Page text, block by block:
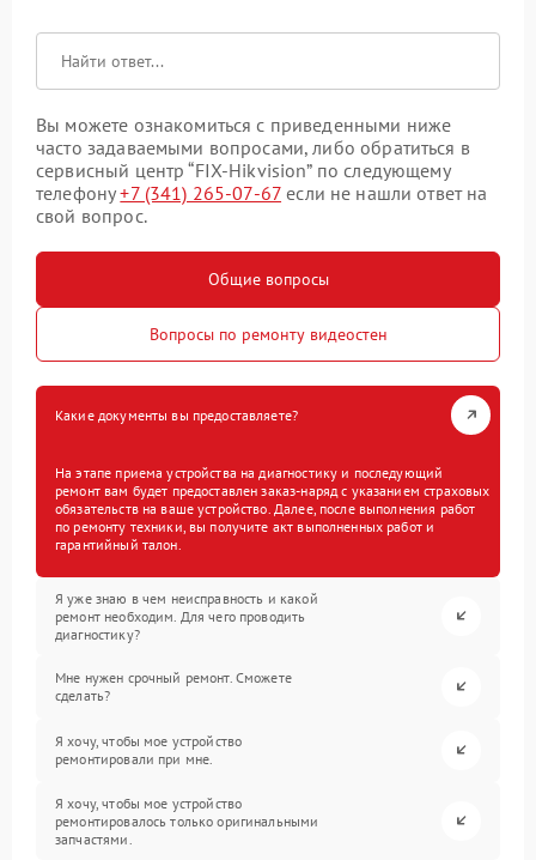
Вы можете ознакомиться с приведенными ниже
часто задаваемыми вопросами, либо обратиться в
сервисный центр “FIX-Hikvision” по следующему
телефону+7 (341) 265-07-67 если не нашли ответ на
свой вопрос.
Общие вопросы
Вопросы по ремонту видеостен
Какие документы вы предоставляете?
На этапе приема устройства на диагностику и последующий
ремонт вам будет предоставлен заказ-наряд с указанием страховых
обязательств на ваше устройство. Далее, после выполнения работ
по ремонту техники, вы получите акт выполненных работ и
гарантийный талон.
Я уже знаю в чем неисправность и какой
ремонт необходим. Для чего проводить
диагностику?
Мне нужен срочный ремонт. Сможете
сделать?
Я хочу, чтобы мое устройство
ремонтировали при мне.
Я хочу, чтобы мое устройство
ремонтировалось только оригинальными
запчастями.